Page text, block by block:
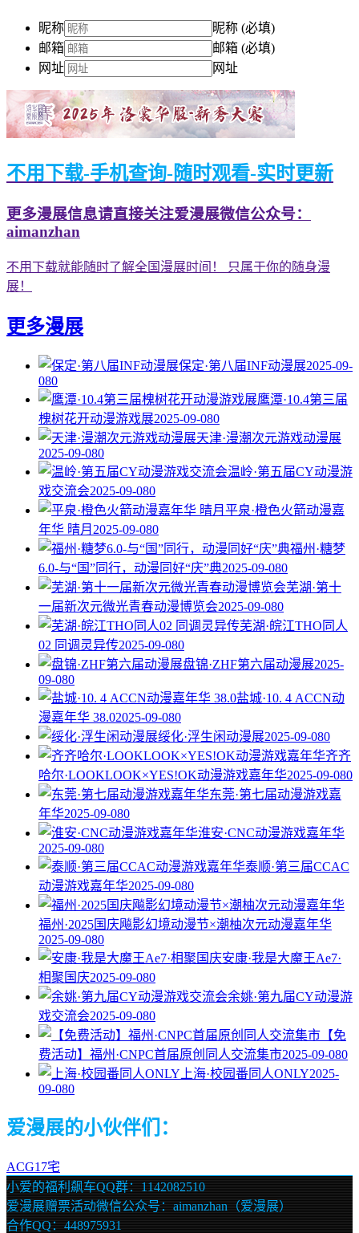
昵称
昵称 (必填)
邮箱
邮箱 (必填)
网址
网址
不用下载-手机查询-随时观看-实时更新
更多漫展信息请直接关注爱漫展微信公众号：
aimanzhan
不用下载就能随时了解全国漫展时间！ 只属于你的随身漫
展！
更多漫展
保定·第八届INF动漫展2025-09-
080
鹰潭·10.4第三届
槐树花开动漫游戏展2025-09-080
天津·漫潮次元游戏动漫展
2025-09-080
温岭·第五届CY动漫游
戏交流会2025-09-080
平泉·橙色火箭动漫嘉
年华 晴月 2025-09-080
福州·糖梦
6.0-与“国”同行，动漫同好“庆”典2025-09-080
芜湖·第十
一届新次元微光青春动漫博览会2025-09-080
芜湖·皖江THO同人
02 同调灵异传2025-09-080
盘锦·ZHF第六届动漫展2025-
09-080
盐城·10. 4 ACCN动
漫嘉年华 38.02025-09-080
绥化·浮生闲动漫展2025-09-080
齐齐
哈尔·LOOKLOOK×YES!OK动漫游戏嘉年华2025-09-080
东莞·第七届动漫游戏嘉
年华2025-09-080
淮安·CNC动漫游戏嘉年华
2025-09-080
泰顺·第三届CCAC
动漫游戏嘉年华2025-09-080
福州·2025国庆飚影幻境动漫节×潮柚次元动漫嘉年华
2025-09-080
安康·我是大魔王Ae7·
相聚国庆2025-09-080
余姚·第九届CY动漫游
戏交流会2025-09-080
【免
费活动】福州·CNPC首届原创同人交流集市2025-09-080
上海·校园番同人ONLY2025-
09-080
爱漫展的小伙伴们：
ACG17宅
小爱的福利飙车QQ群：1142082510
爱漫展赠票活动微信公众号：aimanzhan（爱漫展）
合作QQ：448975931